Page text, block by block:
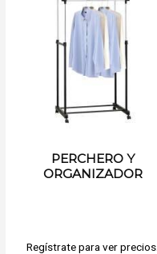
PERCHERO Y
ORGANIZADOR
Regístrate para ver precios.